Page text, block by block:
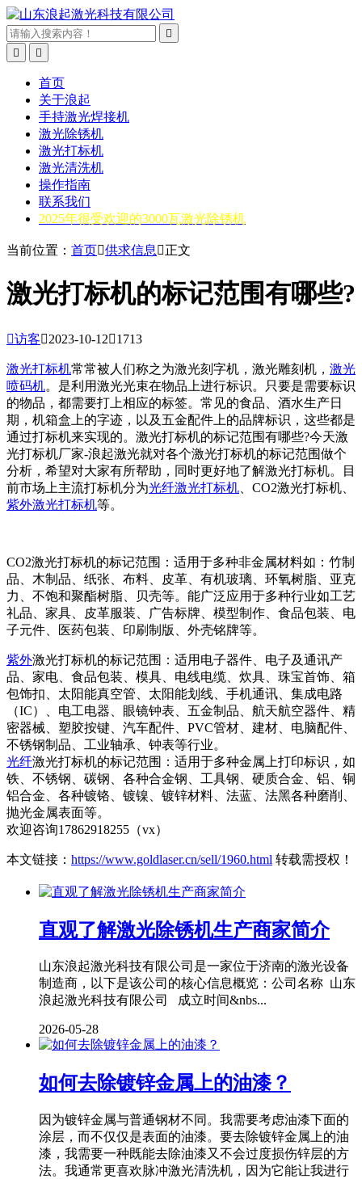



首页
关于浪起
手持激光焊接机
激光除锈机
激光打标机
激光清洗机
操作指南
联系我们
2025年很受欢迎的3000瓦激光除锈机
当前位置： 首页供求信息 正文
激光打标机的标记范围有哪些?
访客2023-10-121713
激光打标机常常被人们称之为激光刻字机，激光雕刻机， 激光
喷码机。是利用激光光束在物品上进行标识。只要是需要标识
的物品，都需要打上相应的标签。常见的食品、酒水生产日
期，机箱盒上的字迹，以及五金配件上的品牌标识，这些都是
通过打标机来实现的。激光打标机的标记范围有哪些?今天激
光打标机厂家-浪起激光就对各个激光打标机的标记范围做个
分析，希望对大家有所帮助，同时更好地了解激光打标机。目
前市场上主流打标机分为光纤激光打标机 、CO2激光打标机、
紫外激光打标机等。
CO2激光打标机的标记范围：适用于多种非金属材料如：竹制
品、木制品、纸张、布料、皮革、有机玻璃、环氧树脂、亚克
力、不饱和聚酯树脂、贝壳等。能广泛应用于多种行业如工艺
礼品、家具、皮革服装、广告标牌、模型制作、食品包装、电
子元件、医药包装、印刷制版、外壳铭牌等。
紫外激光打标机的标记范围：适用电子器件、电子及通讯产
品、家电、食品包装、模具、电线电缆、炊具、珠宝首饰、箱
包饰扣、太阳能真空管、太阳能划线、手机通讯、集成电路
（IC）、电工电器、眼镜钟表、五金制品、航天航空器件、精
密器械、塑胶按键、汽车配件、PVC管材、建材、电脑配件、
不锈钢制品、工业轴承、钟表等行业。
光纤激光打标机的标记范围：适用于多种金属上打印标识，如
铁、不锈钢、碳钢、各种合金钢、工具钢、硬质合金、铝、铜
铝合金、各种镀铬、镀镍、镀锌材料、法蓝、法黑各种磨削、
抛光金属表面等。
欢迎咨询17862918255（vx）
本文链接： https://www.goldlaser.cn/sell/1960.html 转载需授权！
直观了解激光除锈机生产商家简介
山东浪起激光科技有限公司是一家位于济南的激光设备
制造商，以下是该公司的核心信息概览：公司名称 山东
浪起激光科技有限公司 成立时间&nbs...
2026-05-28
如何去除镀锌金属上的油漆？
因为镀锌金属与普通钢材不同。我需要考虑油漆下面的
涂层，而不仅仅是表面的油漆。要去除镀锌金属上的油
漆，我需要一种既能去除油漆又不会过度损伤锌层的方
法。我通常更喜欢脉冲激光清洗机，因为它能让我进行